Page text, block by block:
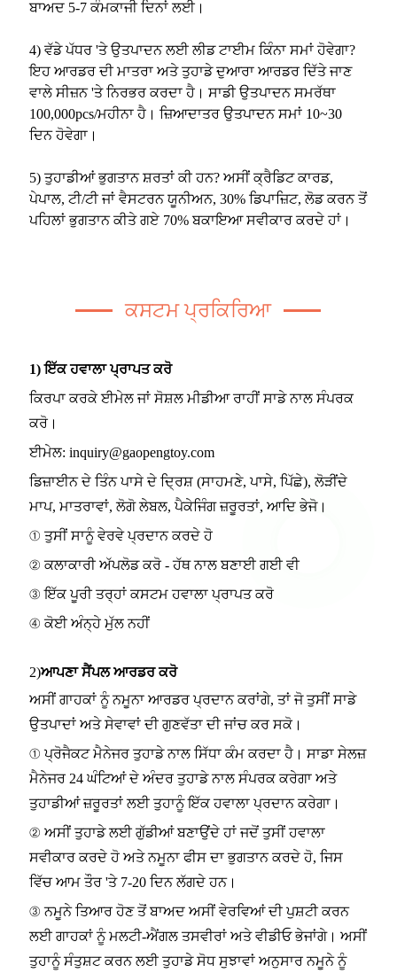
ਬਾਅਦ 5-7 ਕੰਮਕਾਜੀ ਦਿਨਾਂ ਲਈ।
4) ਵੱਡੇ ਪੱਧਰ 'ਤੇ ਉਤਪਾਦਨ ਲਈ ਲੀਡ ਟਾਈਮ ਕਿੰਨਾ ਸਮਾਂ ਹੋਵੇਗਾ?
ਇਹ ਆਰਡਰ ਦੀ ਮਾਤਰਾ ਅਤੇ ਤੁਹਾਡੇ ਦੁਆਰਾ ਆਰਡਰ ਦਿੱਤੇ ਜਾਣ
ਵਾਲੇ ਸੀਜ਼ਨ 'ਤੇ ਨਿਰਭਰ ਕਰਦਾ ਹੈ। ਸਾਡੀ ਉਤਪਾਦਨ ਸਮਰੱਥਾ
100,000pcs/ਮਹੀਨਾ ਹੈ। ਜ਼ਿਆਦਾਤਰ ਉਤਪਾਦਨ ਸਮਾਂ 10~30
ਦਿਨ ਹੋਵੇਗਾ।
5) ਤੁਹਾਡੀਆਂ ਭੁਗਤਾਨ ਸ਼ਰਤਾਂ ਕੀ ਹਨ? ਅਸੀਂ ਕ੍ਰੈਡਿਟ ਕਾਰਡ,
ਪੇਪਾਲ, ਟੀ/ਟੀ ਜਾਂ ਵੈਸਟਰਨ ਯੂਨੀਅਨ, 30% ਡਿਪਾਜ਼ਿਟ, ਲੋਡ ਕਰਨ ਤੋਂ
ਪਹਿਲਾਂ ਭੁਗਤਾਨ ਕੀਤੇ ਗਏ 70% ਬਕਾਇਆ ਸਵੀਕਾਰ ਕਰਦੇ ਹਾਂ।
ਕਸਟਮ ਪ੍ਰਕਿਰਿਆ
1) ਇੱਕ ਹਵਾਲਾ ਪ੍ਰਾਪਤ ਕਰੋ
ਕਿਰਪਾ ਕਰਕੇ ਈਮੇਲ ਜਾਂ ਸੋਸ਼ਲ ਮੀਡੀਆ ਰਾਹੀਂ ਸਾਡੇ ਨਾਲ ਸੰਪਰਕ
ਕਰੋ।
ਈਮੇਲ: inquiry@gaopengtoy.com
ਡਿਜ਼ਾਈਨ ਦੇ ਤਿੰਨ ਪਾਸੇ ਦੇ ਦ੍ਰਿਸ਼ (ਸਾਹਮਣੇ, ਪਾਸੇ, ਪਿੱਛੇ), ਲੋੜੀਂਦੇ
ਮਾਪ, ਮਾਤਰਾਵਾਂ, ਲੋਗੋ ਲੇਬਲ, ਪੈਕੇਜਿੰਗ ਜ਼ਰੂਰਤਾਂ, ਆਦਿ ਭੇਜੋ।
① ਤੁਸੀਂ ਸਾਨੂੰ ਵੇਰਵੇ ਪ੍ਰਦਾਨ ਕਰਦੇ ਹੋ
② ਕਲਾਕਾਰੀ ਅੱਪਲੋਡ ਕਰੋ - ਹੱਥ ਨਾਲ ਬਣਾਈ ਗਈ ਵੀ
③ ਇੱਕ ਪੂਰੀ ਤਰ੍ਹਾਂ ਕਸਟਮ ਹਵਾਲਾ ਪ੍ਰਾਪਤ ਕਰੋ
④ ਕੋਈ ਅੰਨ੍ਹੇ ਮੁੱਲ ਨਹੀਂ
2)ਆਪਣਾ ਸੈਂਪਲ ਆਰਡਰ ਕਰੋ
ਅਸੀਂ ਗਾਹਕਾਂ ਨੂੰ ਨਮੂਨਾ ਆਰਡਰ ਪ੍ਰਦਾਨ ਕਰਾਂਗੇ, ਤਾਂ ਜੋ ਤੁਸੀਂ ਸਾਡੇ
ਉਤਪਾਦਾਂ ਅਤੇ ਸੇਵਾਵਾਂ ਦੀ ਗੁਣਵੱਤਾ ਦੀ ਜਾਂਚ ਕਰ ਸਕੋ।
① ਪ੍ਰੋਜੈਕਟ ਮੈਨੇਜਰ ਤੁਹਾਡੇ ਨਾਲ ਸਿੱਧਾ ਕੰਮ ਕਰਦਾ ਹੈ। ਸਾਡਾ ਸੇਲਜ਼
ਮੈਨੇਜਰ 24 ਘੰਟਿਆਂ ਦੇ ਅੰਦਰ ਤੁਹਾਡੇ ਨਾਲ ਸੰਪਰਕ ਕਰੇਗਾ ਅਤੇ
ਤੁਹਾਡੀਆਂ ਜ਼ਰੂਰਤਾਂ ਲਈ ਤੁਹਾਨੂੰ ਇੱਕ ਹਵਾਲਾ ਪ੍ਰਦਾਨ ਕਰੇਗਾ।
② ਅਸੀਂ ਤੁਹਾਡੇ ਲਈ ਗੁੱਡੀਆਂ ਬਣਾਉਂਦੇ ਹਾਂ ਜਦੋਂ ਤੁਸੀਂ ਹਵਾਲਾ
ਸਵੀਕਾਰ ਕਰਦੇ ਹੋ ਅਤੇ ਨਮੂਨਾ ਫੀਸ ਦਾ ਭੁਗਤਾਨ ਕਰਦੇ ਹੋ, ਜਿਸ
ਵਿੱਚ ਆਮ ਤੌਰ 'ਤੇ 7-20 ਦਿਨ ਲੱਗਦੇ ਹਨ।
③ ਨਮੂਨੇ ਤਿਆਰ ਹੋਣ ਤੋਂ ਬਾਅਦ ਅਸੀਂ ਵੇਰਵਿਆਂ ਦੀ ਪੁਸ਼ਟੀ ਕਰਨ
ਲਈ ਗਾਹਕਾਂ ਨੂੰ ਮਲਟੀ-ਐਂਗਲ ਤਸਵੀਰਾਂ ਅਤੇ ਵੀਡੀਓ ਭੇਜਾਂਗੇ। ਅਸੀਂ
ਤੁਹਾਨੂੰ ਸੰਤੁਸ਼ਟ ਕਰਨ ਲਈ ਤੁਹਾਡੇ ਸੋਧ ਸੁਝਾਵਾਂ ਅਨੁਸਾਰ ਨਮੂਨੇ ਨੂੰ